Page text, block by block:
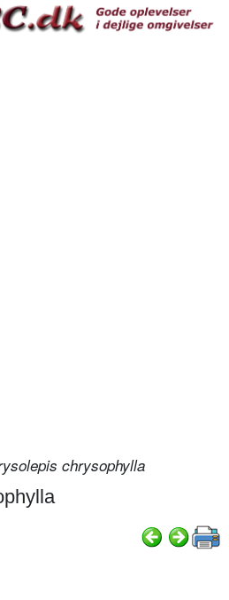
chrysophylla